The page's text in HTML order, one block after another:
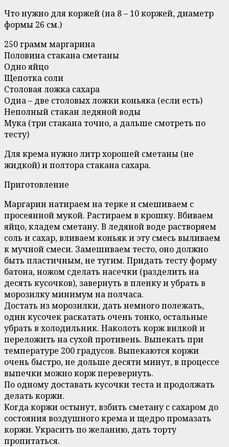
Что нужно для коржей (на 8 – 10 коржей, диаметр
формы 26 см.)
250 грамм маргарина
Половина стакана сметаны
Одно яйцо
Щепотка соли
Столовая ложка сахара
Одна – две столовых ложки коньяка (если есть)
Неполный стакан ледяной воды
Мука (три стакана точно, а дальше смотреть по
тесту)
Для крема нужно литр хорошей сметаны (не
жидкой) и полтора стакана сахара.
Приготовление
Маргарин натираем на терке и смешиваем с
просеянной мукой. Растираем в крошку. Вбиваем
яйцо, кладем сметану. В ледяной воде растворяем
соль и сахар, вливаем коньяк и эту смесь выливаем
к мучной смеси. Замешиваем тесто, оно должно
быть пластичным, не тугим. Придать тесту форму
батона, ножом сделать насечки (разделить на
десять кусочков), завернуть в пленку и убрать в
морозилку минимум на полчаса.
Достать из морозилки, дать немного полежать,
один кусочек раскатать очень тонко, остальные
убрать в холодильник. Наколоть корж вилкой и
переложить на сухой противень. Выпекать при
температуре 200 градусов. Выпекаются коржи
очень быстро, не дольше десяти минут, в процессе
выпечки можно корж перевернуть.
По одному доставать кусочки теста и продолжать
делать коржи.
Когда коржи остынут, взбить сметану с сахаром до
состояния воздушного крема и щедро промазать
коржи. Украсить по желанию, дать торту
пропитаться.